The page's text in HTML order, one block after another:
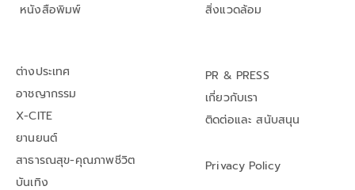
หนังสือพิมพ์
สิ่งแวดล้อม
ต่างประเทศ
อาชญากรรม
X-CITE
ยานยนต์
สาธารณสุข-คุณภาพชีวิต
บันเทิง
PR & PRESS
เกี่ยวกับเรา
ติดต่อและ สนับสนุน
Privacy Policy